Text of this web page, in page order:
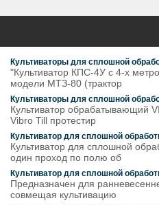
Культиваторы для сплошной
"Культиватор КПС-4У с 4-х
модели МТЗ-80 (трактор
Культиваторы для сплошной
Культиватор обрабатывающий
Vibro Till протестир
Культиватор для сплошной
Культиватор для сплошной
один проход по полю об
Культиватор для сплошной
Предназначен для
совмещая культивацию